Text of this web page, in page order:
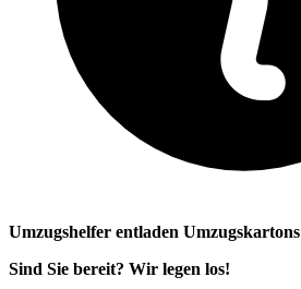
Umzugshelfer entladen Umzugskartons
Sind Sie bereit? Wir legen los!